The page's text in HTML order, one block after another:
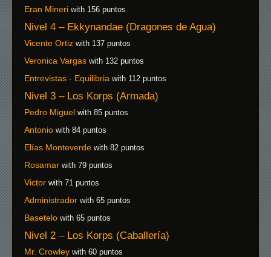
Eran Mineri with 156 puntos
Nivel 4 – Ekkynandae (Dragones de Agua)
Vicente Ortiz with 137 puntos
Veronica Vargas with 132 puntos
Entrevistas - Equilibria with 112 puntos
Nivel 3 – Los Korps (Armada)
Pedro Miguel with 85 puntos
Antonio with 84 puntos
Elías Monteverde with 82 puntos
Rosamar with 79 puntos
Victor with 71 puntos
Administrador with 65 puntos
Basetelo with 65 puntos
Nivel 2 – Los Korps (Caballería)
Mr. Crowley with 60 puntos